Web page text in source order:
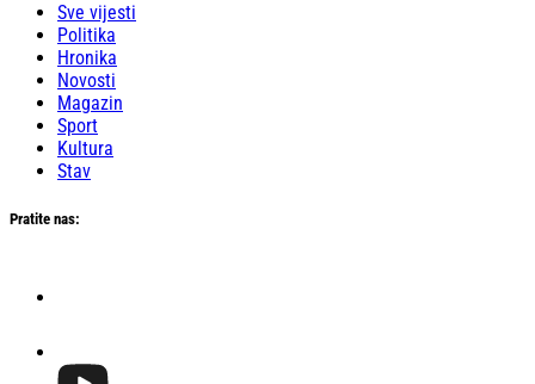
Sve vijesti
Politika
Hronika
Novosti
Magazin
Sport
Kultura
Stav
Pratite nas: